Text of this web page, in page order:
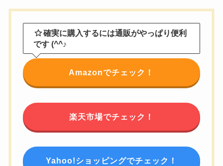
確実に購入するには通販がやっぱり便利
です (^^♪
Amazonでチェック！
楽天市場でチェック！
Yahoo!ショッピングでチェック！